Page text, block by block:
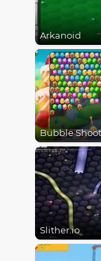
Arkanoid
Slither.io